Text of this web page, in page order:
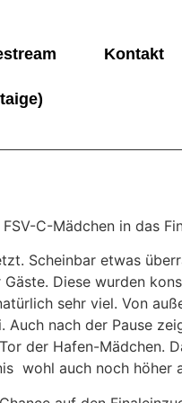
Kontakt
C-Mädchen in das
Scheinbar etwas
Diese wurden
sehr viel. Von
nach der Pause
der Hafen-Mädchen.
wohl auch noch höher